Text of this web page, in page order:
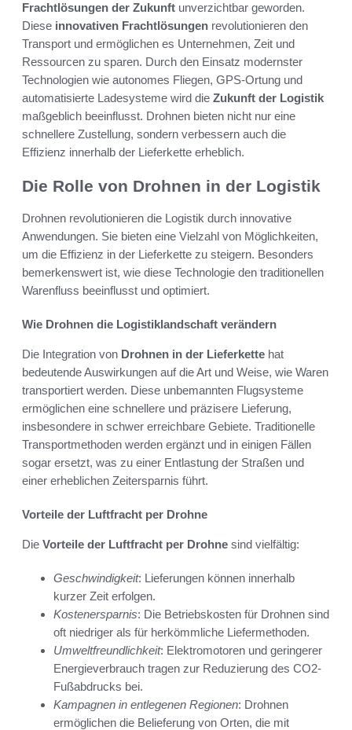
Frachtlösungen der Zukunft unverzichtbar geworden.
Diese innovativen Frachtlösungen revolutionieren den
Transport und ermöglichen es Unternehmen, Zeit und
Ressourcen zu sparen. Durch den Einsatz modernster
Technologien wie autonomes Fliegen, GPS-Ortung und
automatisierte Ladesysteme wird die Zukunft der Logistik
maßgeblich beeinflusst. Drohnen bieten nicht nur eine
schnellere Zustellung, sondern verbessern auch die
Effizienz innerhalb der Lieferkette erheblich.
Die Rolle von Drohnen in der Logistik
Drohnen revolutionieren die Logistik durch innovative
Anwendungen. Sie bieten eine Vielzahl von Möglichkeiten,
um die Effizienz in der Lieferkette zu steigern. Besonders
bemerkenswert ist, wie diese Technologie den traditionellen
Warenfluss beeinflusst und optimiert.
Wie Drohnen die Logistiklandschaft verändern
Die Integration von Drohnen in der Lieferkette hat
bedeutende Auswirkungen auf die Art und Weise, wie Waren
transportiert werden. Diese unbemannten Flugsysteme
ermöglichen eine schnellere und präzisere Lieferung,
insbesondere in schwer erreichbare Gebiete. Traditionelle
Transportmethoden werden ergänzt und in einigen Fällen
sogar ersetzt, was zu einer Entlastung der Straßen und
einer erheblichen Zeitersparnis führt.
Vorteile der Luftfracht per Drohne
Die Vorteile der Luftfracht per Drohne sind vielfältig:
Geschwindigkeit: Lieferungen können innerhalb
kurzer Zeit erfolgen.
Kostenersparnis: Die Betriebskosten für Drohnen sind
oft niedriger als für herkömmliche Liefermethoden.
Umweltfreundlichkeit: Elektromotoren und geringerer
Energieverbrauch tragen zur Reduzierung des CO2-
Fußabdrucks bei.
Kampagnen in entlegenen Regionen: Drohnen
ermöglichen die Belieferung von Orten, die mit